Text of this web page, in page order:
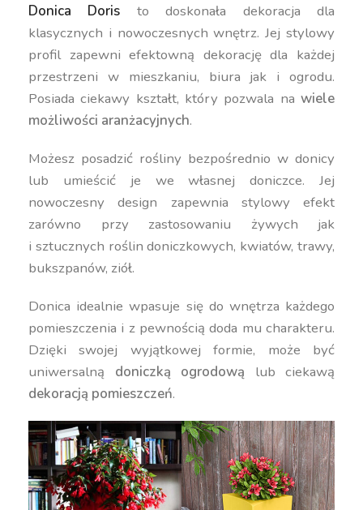
Donica Doris to doskonała dekoracja dla
klasycznych i nowoczesnych wnętrz. Jej stylowy
profil zapewni efektowną dekorację dla każdej
przestrzeni w mieszkaniu, biura jak i ogrodu.
Posiada ciekawy kształt, który pozwala na wiele
możliwości aranżacyjnych.
Możesz posadzić rośliny bezpośrednio w donicy
lub umieścić je we własnej doniczce. Jej
nowoczesny design zapewnia stylowy efekt
zarówno przy zastosowaniu żywych jak
i sztucznych roślin doniczkowych, kwiatów, trawy,
bukszpanów, ziół.
Donica idealnie wpasuje się do wnętrza każdego
pomieszczenia i z pewnością doda mu charakteru.
Dzięki swojej wyjątkowej formie, może być
uniwersalną doniczką ogrodową lub ciekawą
dekoracją pomieszczeń.